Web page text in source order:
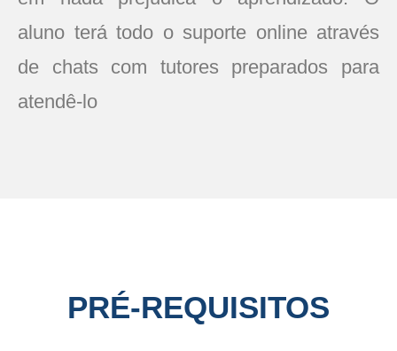
aluno terá todo o suporte online através
de chats com tutores preparados para
atendê-lo
PRÉ-REQUISITOS